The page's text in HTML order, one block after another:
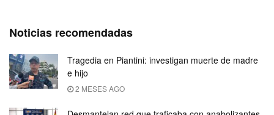
Noticias recomendadas
Tragedia en Piantini: investigan muerte de madre
e hijo
2 MESES AGO